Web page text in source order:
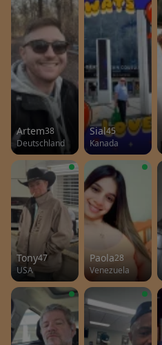
Artem38
Deutschland
Sial45
Kanada
Tony47
USA
Paola28
Venezuela